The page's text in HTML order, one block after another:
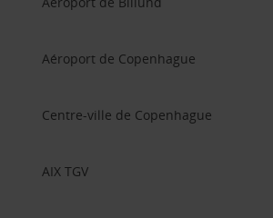
Aéroport de Copenhague
Centre-ville de Copenhague
AIX TGV